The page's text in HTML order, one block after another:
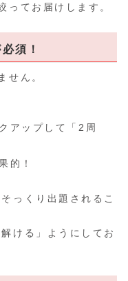
ってお届けします。
須！
せん。
アップして「2周
的！
っくり出題されるこ
ける」ようにしてお